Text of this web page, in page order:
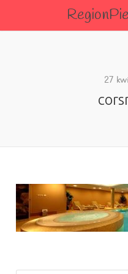
Wszystkie Obiekty
27